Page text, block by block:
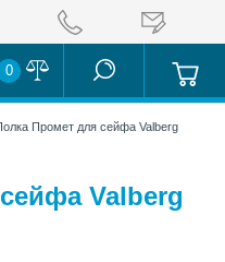
0
Промет для сейфа Valberg
Valberg